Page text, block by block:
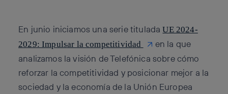
En junio iniciamos una serie tituladaUE 2024-
2029: Impulsar la competitividad
en la que
analizamos la visión de Telefónica sobre cómo
reforzar la competitividad y posicionar mejor a la
sociedad y la economía de la Unión Europea